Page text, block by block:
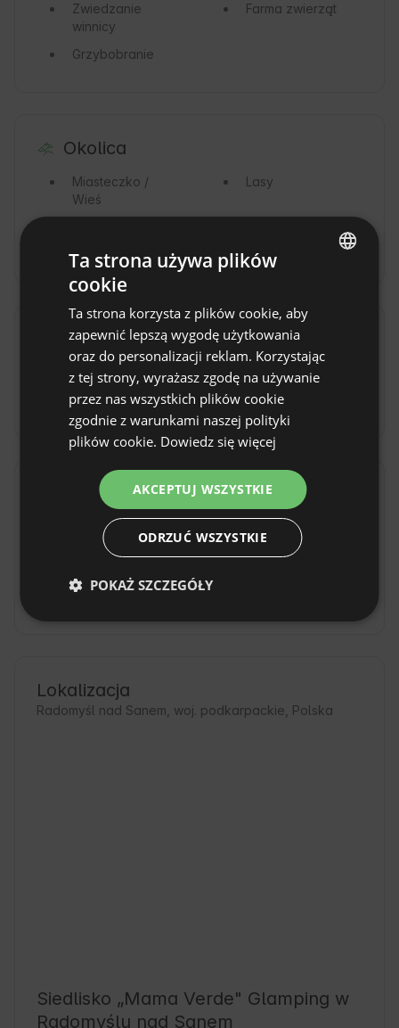
Zwiedzanie
winnicy
Farma zwierząt
Grzybobranie
Okolica
Miasteczko /
Wieś
Lasy
Dojazd
Samochodem
Pociągiem
Taksówką
Zasady obiektu
Godzina zameldowania: Od 16:00
Godzina wymeldowania: Do 12:00
Bezpłatne anulowanie rezerwacji:
Lokalizacja
Radomyśl nad Sanem, woj. podkarpackie, Polska
Siedlisko „Mama Verde" Glamping w
Radomyślu nad Sanem
SPANISH
GERMAN
DUTCH
Ta strona używa plików
cookie
Ta strona korzysta z plików cookie, aby
zapewnić lepszą wygodę użytkowania
oraz do personalizacji reklam. Korzystając
z tej strony, wyrażasz zgodę na używanie
przez nas wszystkich plików cookie
zgodnie z warunkami naszej polityki
plików cookie. Dowiedz się więcej
AKCEPTUJ WSZYSTKIE
ODRZUĆ WSZYSTKIE
POKAŻ SZCZEGÓŁY